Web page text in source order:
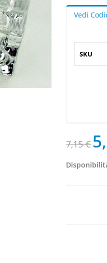
Vedi
SKU
7,15 €